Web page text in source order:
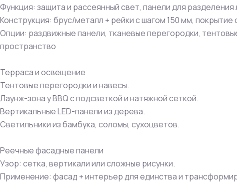
Функция: защита и рассеянный свет, панели для
Конструкция: брус/металл + рейки с шагом 150 мм, покрытие
Опции: раздвижные панели, тканевые перегородки,
пространство
Терраса и освещение
Тентовые перегородки и навесы.
Лаунж-зона у BBQ с подсветкой и натяжной сеткой.
Вертикальные LED-панели из дерева.
Светильники из бамбука, соломы, сухоцветов.
Реечные фасадные панели
Узор: сетка, вертикали или сложные рисунки.
Применение: фасад + интерьер для единства и